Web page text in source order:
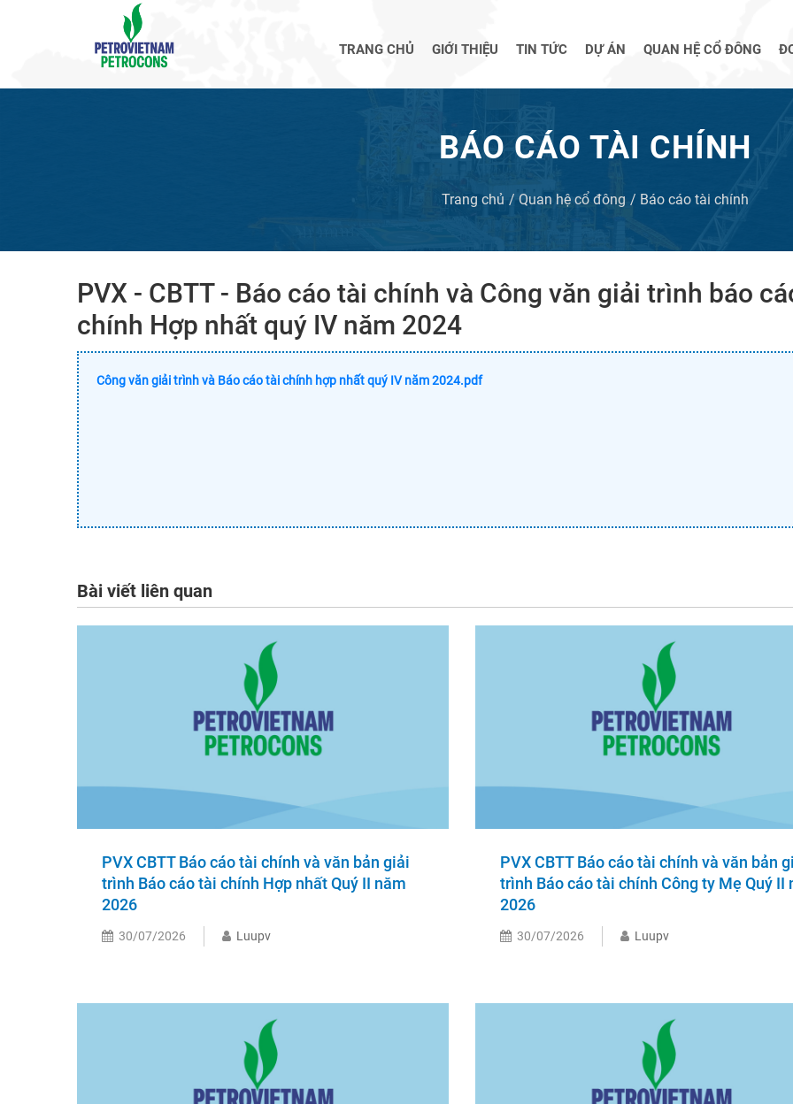
TRANG CHỦ GIỚI THIỆU TIN TỨC DỰ ÁN QUAN HỆ CỔ ĐÔNG
BÁO CÁO TÀI CHÍNH
Trang chủ Quan hệ cổ đông Báo cáo tài chính
PVX - CBTT - Báo cáo tài chính và Công văn giải trình báo
chính Hợp nhất quý IV năm 2024
Công văn giải trình và Báo cáo tài chính hợp nhất quý IV năm 2024.pdf
Bài viết liên quan
PVX CBTT Báo cáo tài chính và văn bản giải
trình Báo cáo tài chính Hợp nhất Quý II năm
2026
30/07/2026 Luupv
PVX CBTT Báo cáo tài chính và văn bản
trình Báo cáo tài chính Công ty Mẹ Quý II
2026
30/07/2026 Luupv